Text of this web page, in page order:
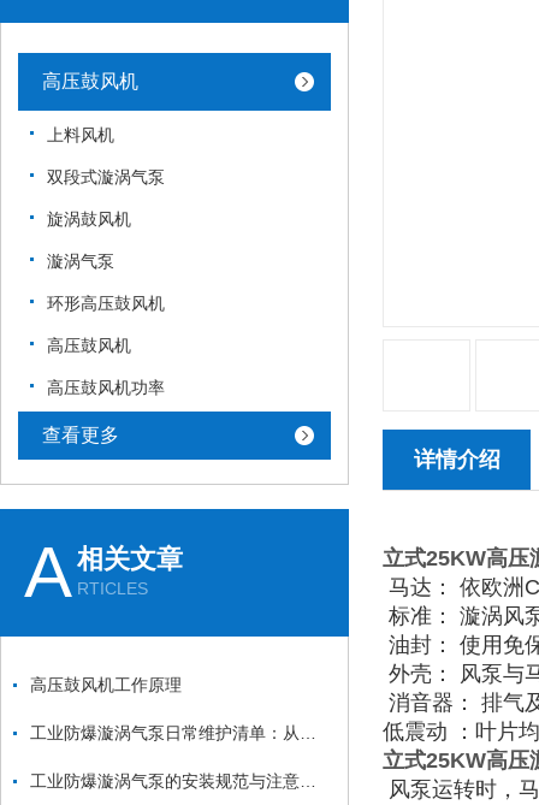
高压鼓风机
上料风机
双段式漩涡气泵
旋涡鼓风机
漩涡气泵
环形高压鼓风机
高压鼓风机
高压鼓风机功率
查看更多
A相关文章
RTICLES
高压鼓风机工作原理
详情介绍
立式25KW高压
马达： 依欧洲
标准： 漩涡风
油封： 使用免
外壳： 风泵与
消音器： 排气
低震动 ：叶片
立式25KW高压
风泵运转时，